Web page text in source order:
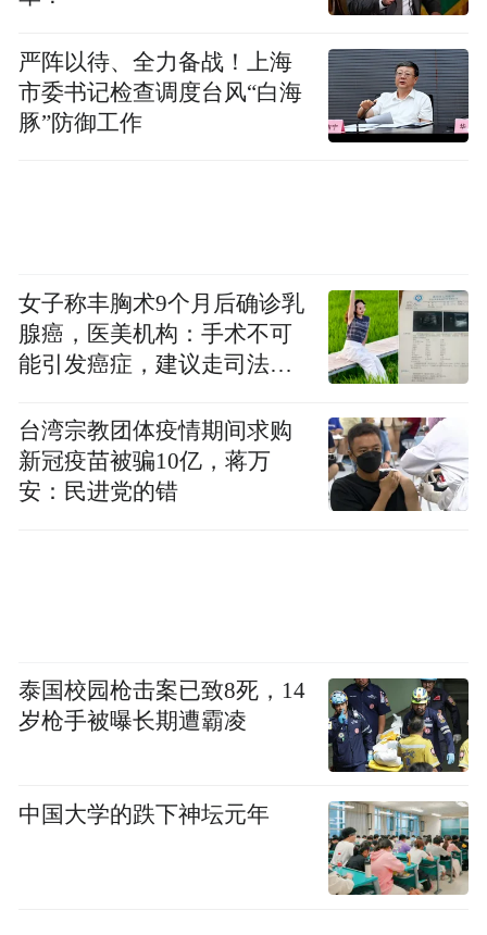
严阵以待、全力备战！上海
市委书记检查调度台风“白海
豚”防御工作
女子称丰胸术9个月后确诊乳
腺癌，医美机构：手术不可
能引发癌症，建议走司法途
台湾宗教团体疫情期间求购
新冠疫苗被骗10亿，蒋万
安：民进党的错
泰国校园枪击案已致8死，14
岁枪手被曝长期遭霸凌
中国大学的跌下神坛元年